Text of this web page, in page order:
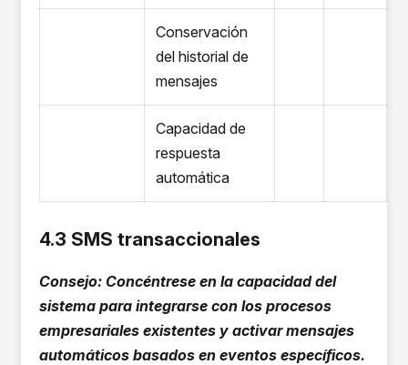
Conservación
del historial de
mensajes
Capacidad de
respuesta
automática
4.3 SMS transaccionales
Consejo: Concéntrese en la capacidad del
sistema para integrarse con los procesos
empresariales existentes y activar mensajes
automáticos basados en eventos específicos.